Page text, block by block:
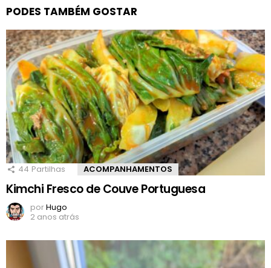
PODES TAMBÉM GOSTAR
44 Partilhas ACOMPANHAMENTOS
Kimchi Fresco de Couve Portuguesa
porHugo
2 anos atrás